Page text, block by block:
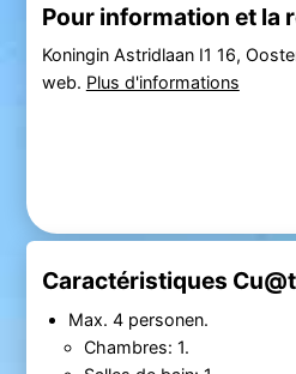
Pour information et la
Koningin Astridlaan I1 16,
web. Plus d'informations
Caractéristiques
Max. 4 personen.
Chambres: 1.